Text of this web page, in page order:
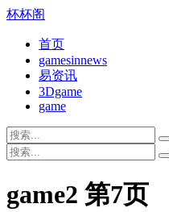
杯杯阁
首页
gamesinnews
易资讯
3Dgame
game
game2 第7页